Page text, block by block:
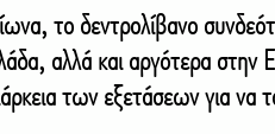
το δεντρολίβανο
αλλά και αργότερα
των εξετάσεων για